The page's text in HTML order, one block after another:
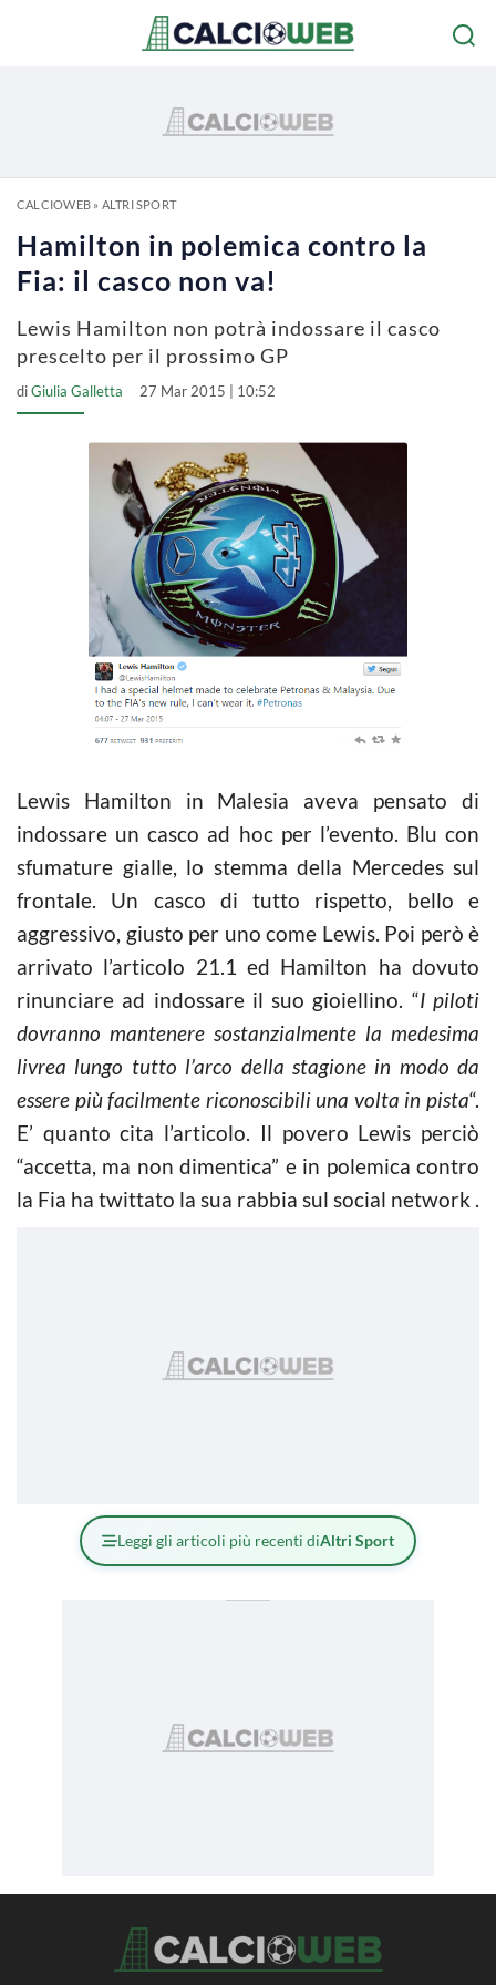
CALCIOWEB» ALTRI SPORT
Hamilton in polemica contro la
Fia: il casco non va!
Lewis Hamilton non potrà indossare il casco
prescelto per il prossimo GP
diGiulia Galletta 27 Mar 2015 | 10:52
Lewis Hamilton in Malesia aveva pensato di
indossare un casco ad hoc per l’evento. Blu con
sfumature gialle, lo stemma della Mercedes sul
frontale. Un casco di tutto rispetto, bello e
aggressivo, giusto per uno come Lewis. Poi però è
arrivato l’articolo 21.1 ed Hamilton ha dovuto
rinunciare ad indossare il suo gioiellino. “I piloti
dovranno mantenere sostanzialmente la medesima
livrea lungo tutto l’arco della stagione in modo da
essere più facilmente riconoscibili una volta in pista“.
E’ quanto cita l’articolo. Il povero Lewis perciò
“accetta, ma non dimentica” e in polemica contro
la Fia ha twittato la sua rabbia sul social network .
Leggi gli articoli più recenti diAltri Sport